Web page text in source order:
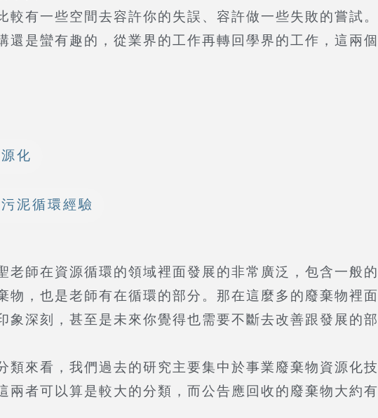
有一些空間去容許你的失誤、容許做一些失敗的嘗試。
還是蠻有趣的，從業界的工作再轉回學界的工作，這兩
化
泥循環經驗
師在資源循環的領域裡面發展的非常廣泛，包含一般
物，也是老師有在循環的部分。那在這麼多的廢棄物裡
象深刻，甚至是未來你覺得也需要不斷去改善跟發展的
來看，我們過去的研究主要集中於事業廢棄物資源化
兩者可以算是較大的分類，而公告應回收的廢棄物大約